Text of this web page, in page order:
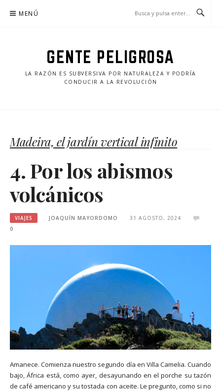
MENÚ
GENTE PELIGROSA
LA RAZÓN ES SUBVERSIVA POR NATURALEZA Y PODRÍA
CONDUCIR A LA REVOLUCIÓN
Madeira, el jardín vertical infinito
4. Por los abismos
volcánicos
VIAJES JOAQUÍN MAYORDOMO
31 AGOSTO, 2024
0
Amanece. Comienza nuestro segundo día en Villa Camelia. Cuando
bajo, África está, como ayer, desayunando en el porche su tazón
de café americano y su tostada con aceite. Le pregunto, como si no